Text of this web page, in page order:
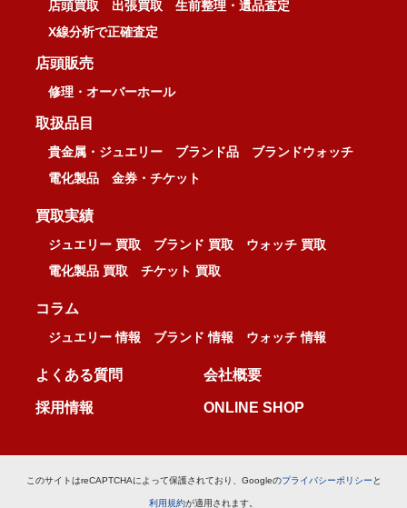
店頭買取 出張買取
生前整理・遺品査定
X線分析で正確査定
店頭販売
修理・オーバーホール
取扱品目
貴金属・ジュエリー ブランド品
ブランドウォッチ
電化製品
金券・チケット
買取実績
ジュエリー 買取 ブランド 買取
ウォッチ 買取
電化製品 買取
チケット 買取
コラム
ジュエリー 情報 ブランド 情報 ウォッチ 情報
よくある質問 会社概要
採用情報 ONLINE SHOP
このサイトはreCAPTCHAによって保護されており、Googleのプライバシーポリシー と
利用規約が適用されます。